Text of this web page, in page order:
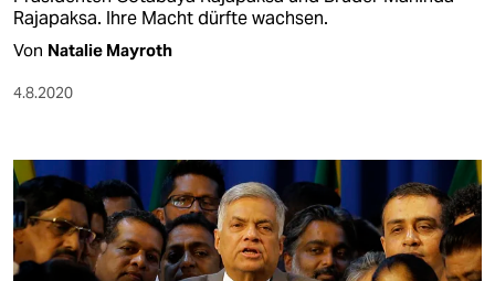
Rajapaksa. Ihre Macht dürfte wachsen.
Von Natalie Mayroth
4.8.2020